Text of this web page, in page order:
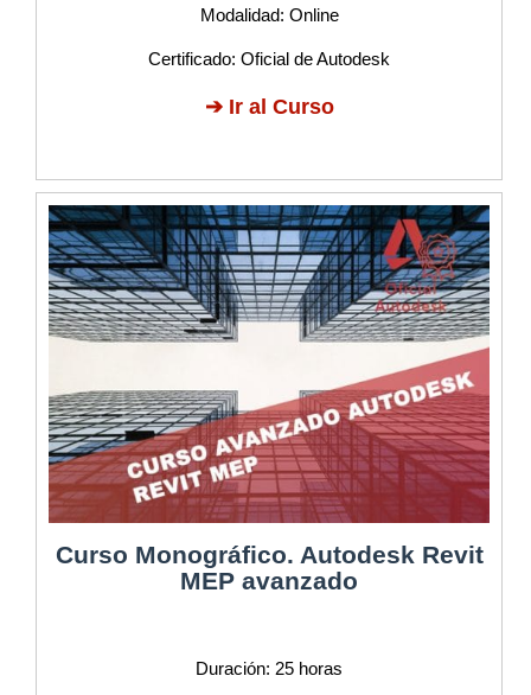
Modalidad: Online
Certificado: Oficial de Autodesk
➔ Ir al Curso
Curso Monográfico. Autodesk Revit
MEP avanzado
Duración: 25 horas